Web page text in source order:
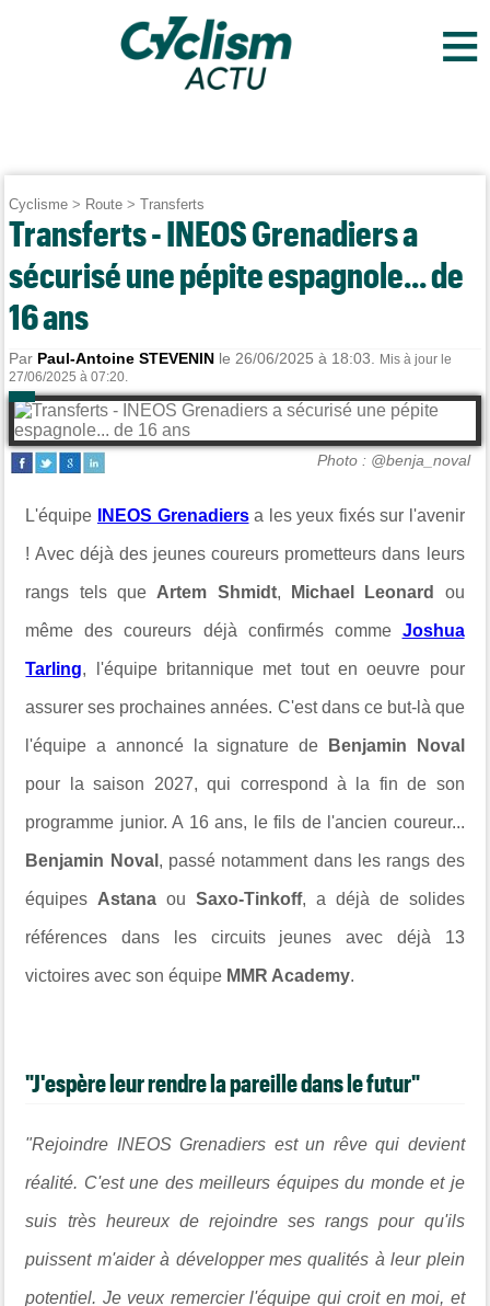
≡
Cyclisme > Route >Transferts
Transferts - INEOS Grenadiers a
sécurisé une pépite espagnole... de
16 ans
Par Paul-Antoine STEVENIN le 26/06/2025 à 18:03.
Mis à jour le
27/06/2025 à 07:20.
Photo : @benja_noval
L'équipe INEOS Grenadiers a les yeux fixés sur l'avenir
! Avec déjà des jeunes coureurs prometteurs dans leurs
rangs tels que Artem Shmidt, Michael Leonard ou
même des coureurs déjà confirmés comme Joshua
Tarling, l'équipe britannique met tout en oeuvre pour
assurer ses prochaines années. C'est dans ce but-là que
l'équipe a annoncé la signature de Benjamin Noval
pour la saison 2027, qui correspond à la fin de son
programme junior. A 16 ans, le fils de l'ancien coureur...
Benjamin Noval , passé notamment dans les rangs des
équipes AstanaouSaxo-Tinkoff, a déjà de solides
références dans les circuits jeunes avec déjà 13
victoires avec son équipe MMR Academy.
"J'espère leur rendre la pareille dans le futur"
"Rejoindre INEOS Grenadiers est un rêve qui devient
réalité. C'est une des meilleurs équipes du monde et je
suis très heureux de rejoindre ses rangs pour qu'ils
puissent m'aider à développer mes qualités à leur plein
potentiel. Je veux remercier l'équipe qui croit en moi, et